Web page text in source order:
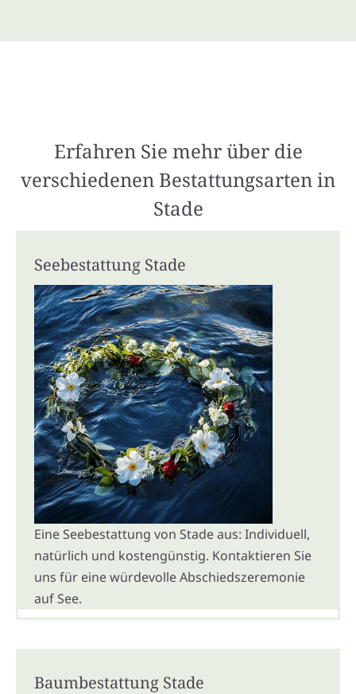
Erfahren Sie mehr über die
verschiedenen Bestattungsarten in
Stade
Seebestattung Stade
Eine Seebestattung von Stade aus: Individuell,
natürlich und kostengünstig. Kontaktieren Sie
uns für eine würdevolle Abschiedszeremonie
auf See.
Baumbestattung Stade